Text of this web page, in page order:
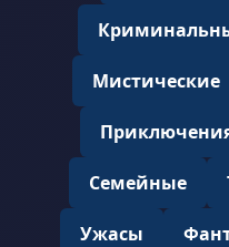
Мистические
Семейные
Ужасы